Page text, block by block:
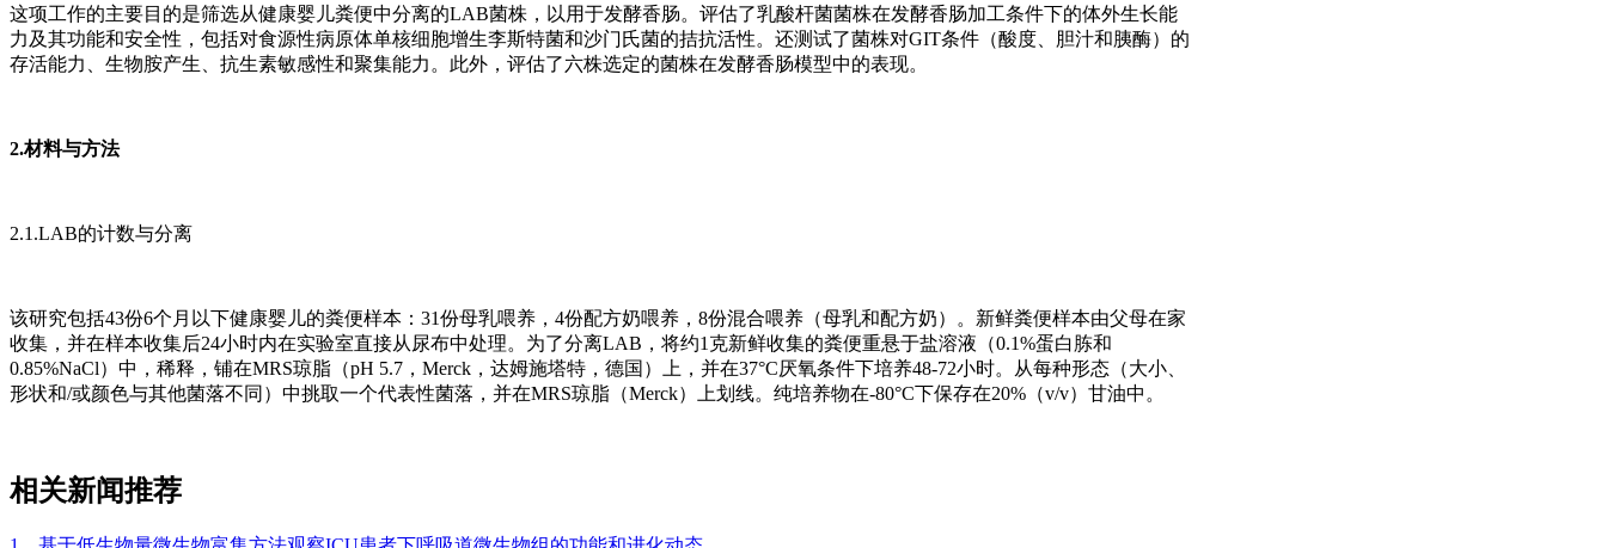
这项工作的主要目的是筛选从健康婴儿粪便中分离的LAB菌株，以用于发酵香肠。评估了乳酸杆菌菌株在发酵香肠加工条件下的体外生长能
力及其功能和安全性，包括对食源性病原体单核细胞增生李斯特菌和沙门氏菌的拮抗活性。还测试了菌株对GIT条件（酸度、胆汁和胰酶）的
存活能力、生物胺产生、抗生素敏感性和聚集能力。此外，评估了六株选定的菌株在发酵香肠模型中的表现。
2.材料与方法
2.1.LAB的计数与分离
该研究包括43份6个月以下健康婴儿的粪便样本：31份母乳喂养，4份配方奶喂养，8份混合喂养（母乳和配方奶）。新鲜粪便样本由父母在家
收集，并在样本收集后24小时内在实验室直接从尿布中处理。为了分离LAB，将约1克新鲜收集的粪便重悬于盐溶液（0.1%蛋白胨和
0.85%NaCl）中，稀释，铺在MRS琼脂（pH 5.7，Merck，达姆施塔特，德国）上，并在37°C厌氧条件下培养48-72小时。从每种形态（大小、
形状和/或颜色与其他菌落不同）中挑取一个代表性菌落，并在MRS琼脂（Merck）上划线。纯培养物在-80°C下保存在20%（v/v）甘油中。
相关新闻推荐